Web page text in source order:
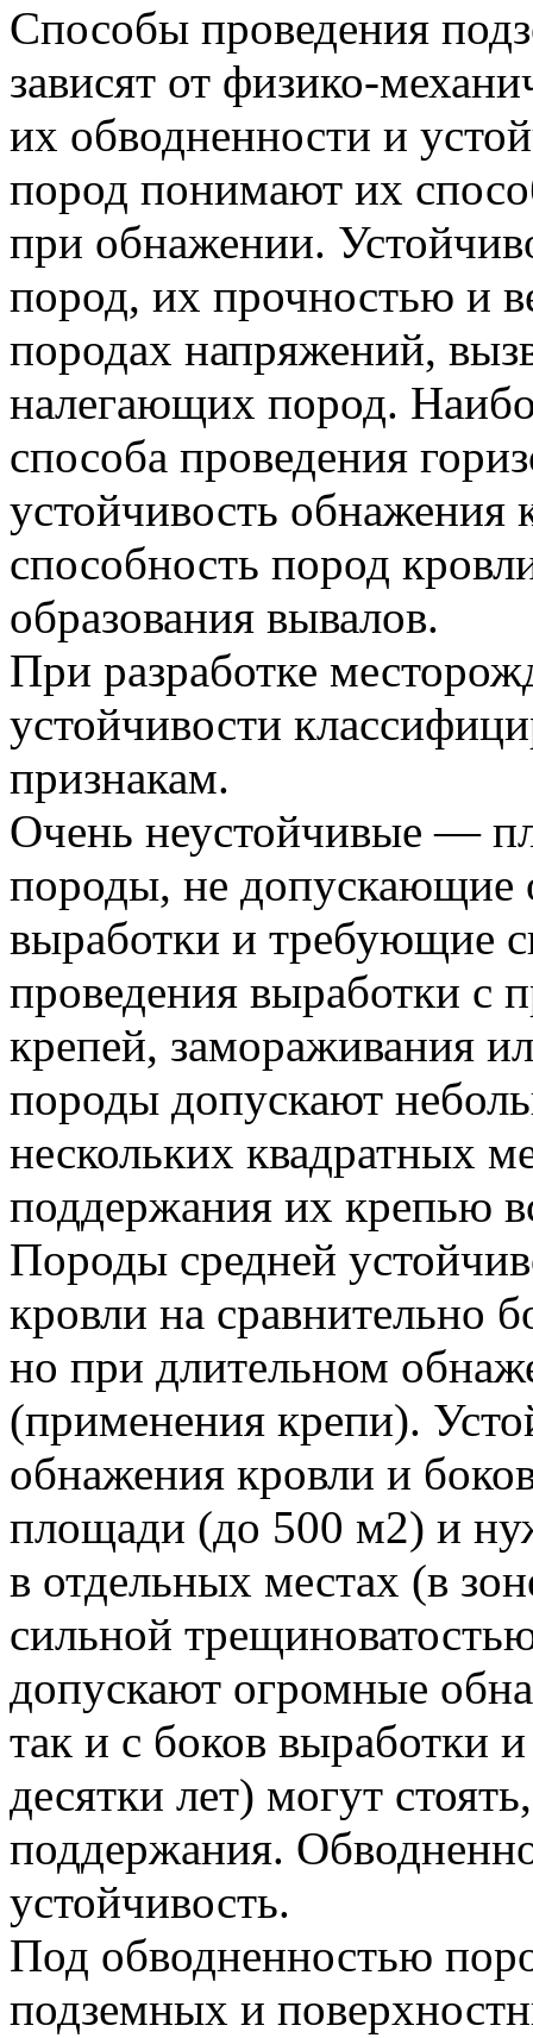
Способы проведения
зависят от физико-
их обводненности и
пород понимают их
при обнажении.
пород, их прочностью и
породах напряжений,
налегающих пород.
способа проведения
устойчивость
способность пород
образования вывалов.
При разработке
устойчивости
признакам.
Очень неустойчивые —
породы, не допускающие
выработки и требующие
проведения выработки
крепей, замораживания
породы допускают
нескольких квадратных
поддержания их крепью
Породы средней
кровли на сравнительно
но при длительном
(применения крепи).
обнажения кровли и
площади (до 500 м2) и
в отдельных местах (в
сильной
допускают огромные
так и с боков выработки
десятки лет) могут
поддержания.
устойчивость.
Под обводненностью
подземных и